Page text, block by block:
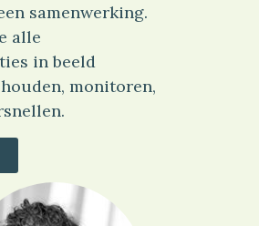
samenwerking.
alle
in beeld
monitoren,